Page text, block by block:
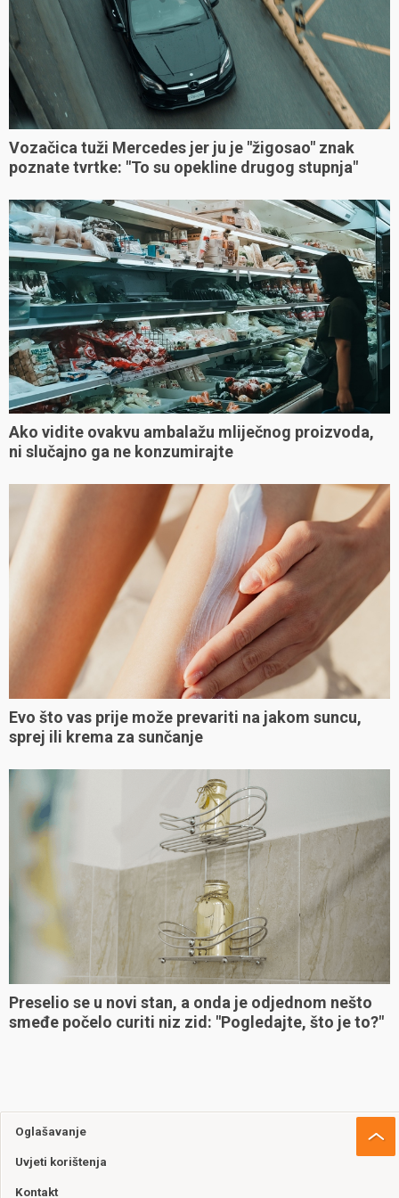
Vozačica tuži Mercedes jer ju je "žigosao" znak
poznate tvrtke: "To su opekline drugog stupnja"
Ako vidite ovakvu ambalažu mliječnog proizvoda,
ni slučajno ga ne konzumirajte
Evo što vas prije može prevariti na jakom suncu,
sprej ili krema za sunčanje
Preselio se u novi stan, a onda je odjednom nešto
smeđe počelo curiti niz zid: "Pogledajte, što je to?"
Oglašavanje
Uvjeti korištenja
Kontakt